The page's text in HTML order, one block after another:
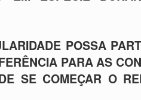
POSSA
PARA AS
SE COMEÇAR O